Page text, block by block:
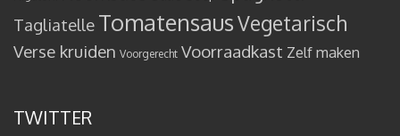
Tagliatelle TomatensausVegetarisch
Verse kruiden Voorgerecht Voorraadkast Zelf maken
TWITTER